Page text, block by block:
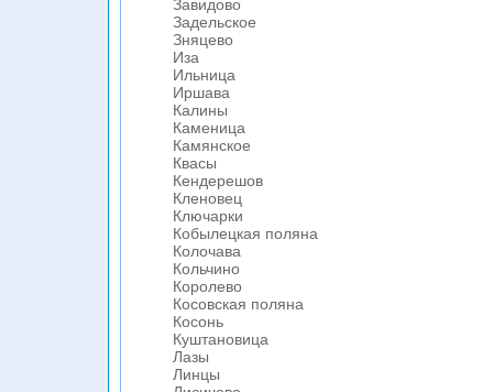
Завидово
Задельское
Зняцево
Иза
Ильница
Иршава
Калины
Каменица
Камянское
Квасы
Кендерешов
Кленовец
Ключарки
Кобылецкая поляна
Колочава
Кольчино
Королево
Косовская поляна
Косонь
Куштановица
Лазы
Линцы